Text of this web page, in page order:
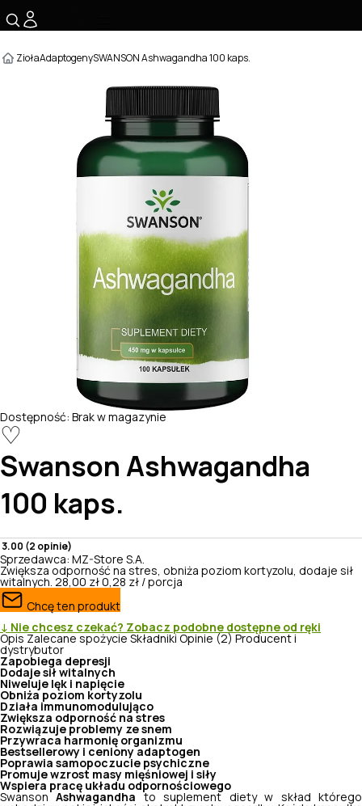
ZiołaAdaptogenySWANSON Ashwagandha 100 kaps.
Dostępność: Brak w magazynie
♡
Swanson Ashwagandha
100 kaps.
3.00 (2 opinie)
Sprzedawca: MZ-Store S.A.
Zwiększa odporność na stres, obniża poziom kortyzolu, dodaje sił
witalnych. 28,00 zł 0,28 zł / porcja
Chcę ten produkt
↓ Nie chcesz czekać? Zobacz podobne dostępne od ręki
Opis Zalecane spożycie Składniki Opinie (2) Producent i
dystrybutor
Zapobiega depresji
Dodaje sił witalnych
Niweluje lęk i napięcie
Obniża poziom kortyzolu
Działa immunomodulująco
Zwiększa odporność na stres
Rozwiązuje problemy ze snem
Przywraca harmonię organizmu
Bestsellerowy i ceniony adaptogen
Poprawia samopoczucie psychiczne
Promuje wzrost masy mięśniowej i siły
Wspiera pracę układu odpornościowego
SwansonAshwagandha
to suplement diety w skład którego